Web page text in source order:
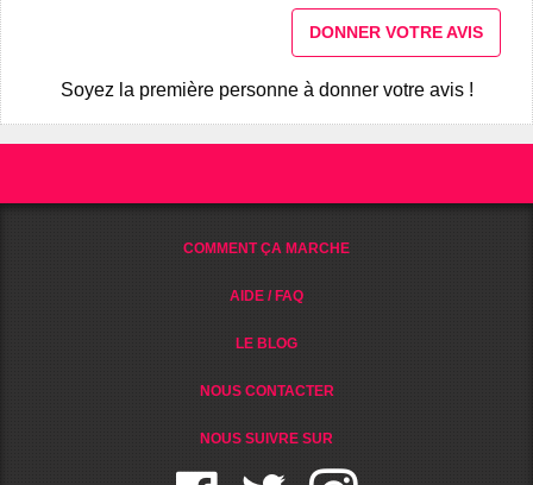
DONNER VOTRE AVIS
Soyez la première personne à donner votre avis !
COMMENT ÇA MARCHE
AIDE / FAQ
LE BLOG
NOUS CONTACTER
NOUS SUIVRE SUR